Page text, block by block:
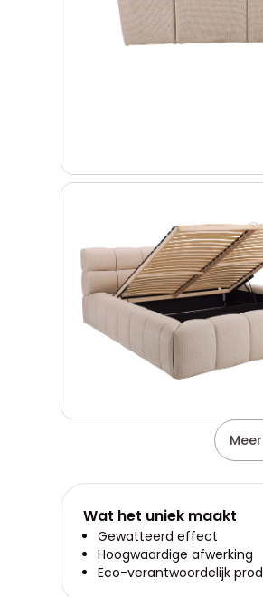
Wat het uniek maakt
Gewatteerd effect
Hoogwaardige afwerking
Eco-verantwoordelijk